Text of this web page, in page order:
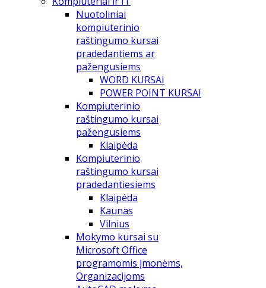
Nuotoliniai
kompiuterinio
raštingumo kursai
pradedantiems ar
pažengusiems
WORD KURSAI
POWER POINT KURSAI
Kompiuterinio
raštingumo kursai
pažengusiems
Klaipėda
Kompiuterinio
raštingumo kursai
pradedantiesiems
Klaipėda
Kaunas
Vilnius
Mokymo kursai su
Microsoft Office
programomis Įmonėms,
Organizacijoms